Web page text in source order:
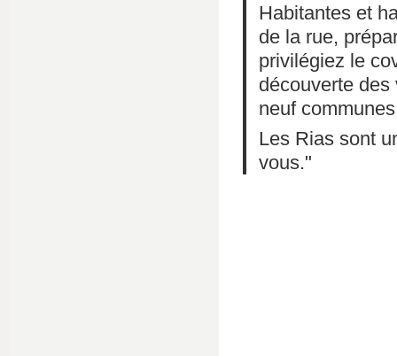
Habitantes et
de la rue,
privilégiez le
découverte
neuf
Les Rias sont
vous."